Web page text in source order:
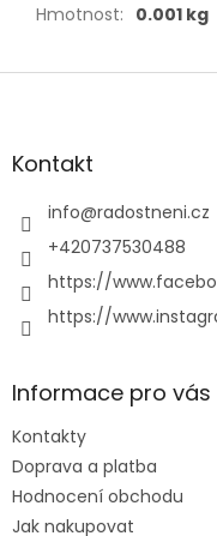
Hmotnost: 0.001 kg
Z
aKontakt
info@radostneni.cz
+420737530488
https://
https://
Informace pro vás
Kontakty
Doprava a platba
Hodnocení obchodu
Jak nakupovat